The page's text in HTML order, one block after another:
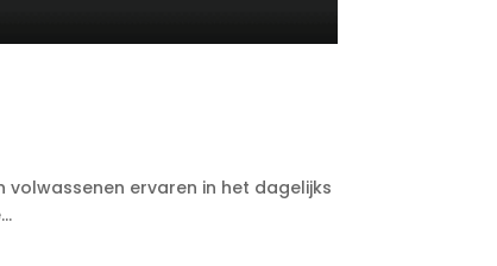
volwassenen ervaren in het dagelijks